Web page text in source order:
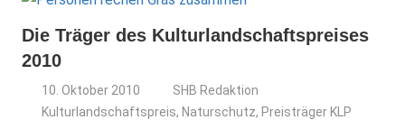
Die Träger des Kulturlandschaftspreises
2010
10. Oktober 2010
SHB Redaktion
Kulturlandschaftspreis, Naturschutz, Preisträger KLP